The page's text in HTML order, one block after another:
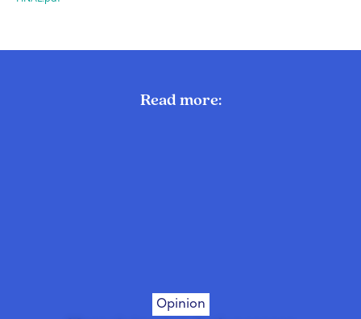
Read more:
Opinion